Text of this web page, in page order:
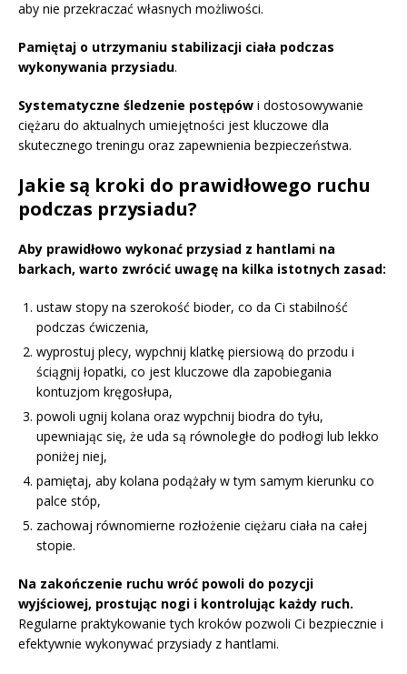
aby nie przekraczać własnych możliwości.
Pamiętaj o utrzymaniu stabilizacji ciała podczas
wykonywania przysiadu.
Systematyczne śledzenie postępów i dostosowywanie
ciężaru do aktualnych umiejętności jest kluczowe dla
skutecznego treningu oraz zapewnienia bezpieczeństwa.
Jakie są kroki do prawidłowego ruchu
podczas przysiadu?
Aby prawidłowo wykonać przysiad z hantlami na
barkach, warto zwrócić uwagę na kilka istotnych zasad:
ustaw stopy na szerokość bioder, co da Ci stabilność
podczas ćwiczenia,
wyprostuj plecy, wypchnij klatkę piersiową do przodu i
ściągnij łopatki, co jest kluczowe dla zapobiegania
kontuzjom kręgosłupa,
powoli ugnij kolana oraz wypchnij biodra do tyłu,
upewniając się, że uda są równoległe do podłogi lub lekko
poniżej niej,
pamiętaj, aby kolana podążały w tym samym kierunku co
palce stóp,
zachowaj równomierne rozłożenie ciężaru ciała na całej
stopie.
Na zakończenie ruchu wróć powoli do pozycji
wyjściowej, prostując nogi i kontrolując każdy ruch.
Regularne praktykowanie tych kroków pozwoli Ci bezpiecznie i
efektywnie wykonywać przysiady z hantlami.